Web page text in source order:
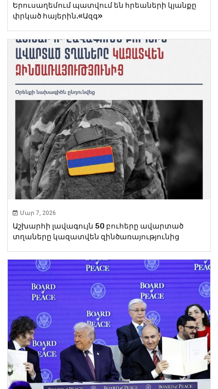
Երուսաղեմում պատվում են հրեաների կյանքը
փրկած հայերին.«Ազգ»
Մար 7, 2026
Աշխարհի լավագույն 50 բուհերը ավարտած
տղաները կազատվեն զինծառայությունից